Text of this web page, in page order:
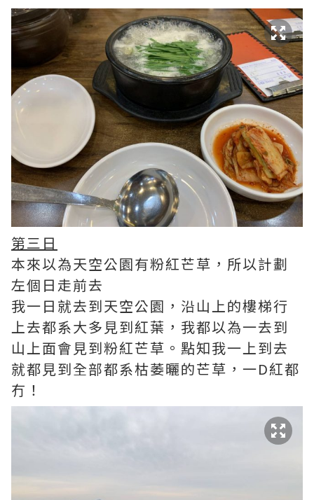
第三日
本來以為天空公園有粉紅芒草，所以計劃
左個日走前去
我一日就去到天空公園，沿山上的樓梯行
上去都系大多見到紅葉，我都以為一去到
山上面會見到粉紅芒草。點知我一上到去
就都見到全部都系枯萎曬的芒草，一D紅都
冇！